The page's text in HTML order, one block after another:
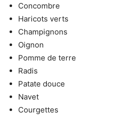
Concombre
Haricots verts
Champignons
Oignon
Pomme de terre
Radis
Patate douce
Navet
Courgettes